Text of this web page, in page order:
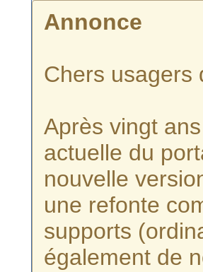
Annonce
Chers usagers
Après vingt
actuelle du
nouvelle
une refonte
supports
également de